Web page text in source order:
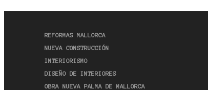
REFORMAS MALLORCA
NUEVA CONSTRUCCIÓN
INTERIORISMO
DISEÑO DE INTERIORES
OBRA NUEVA PALMA DE MALLORCA